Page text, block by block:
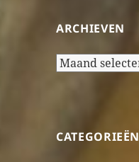
ARCHIEVEN
Archieven
CATEGORIEËN